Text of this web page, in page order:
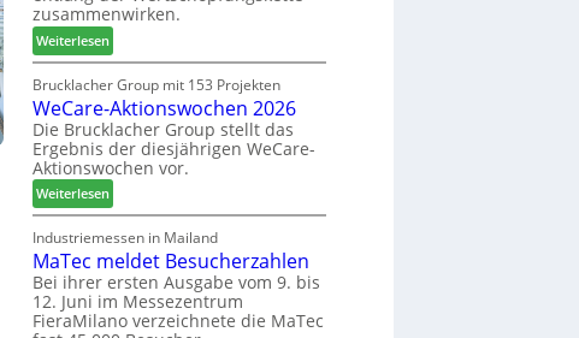
h
ä
f
t
s
f
ü
h
r
e
r
t
B
i
l
a
n
z
i
n
I
t
a
l
i
e
zusammenwirken.
Weiterlesen:
K
a
n
t
e
a
s
i
n
t
e
g
Brucklacher Group mit 153 Projekten
WeCare-Aktionswochen 2026
Die Brucklacher Group stellt das
Ergebnis der diesjährigen WeCare-
Aktionswochen vor.
Weiterlesen:
W
e
C
a
r
e
Industriemessen in Mailand
MaTec meldet Besucherzahlen
Bei ihrer ersten Ausgabe vom 9. bis
12. Juni im Messezentrum
FieraMilano verzeichnete die MaTec